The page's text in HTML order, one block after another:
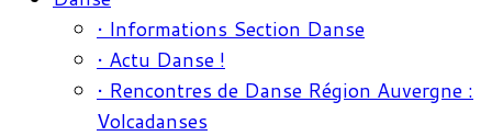
• Informations Section Danse
• Actu Danse !
• Rencontres de Danse Région Auvergne :
Volcadanses